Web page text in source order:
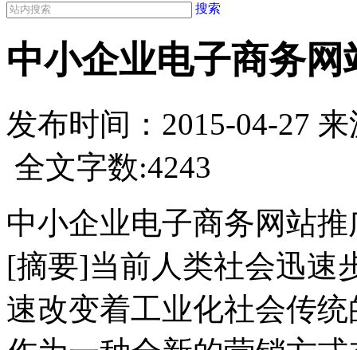
搜索
中小企业电子商务
发布时间： 2015-04-27 来
全文字数:4243
中小企业电子商务网站推
[摘要]当前人类社会迅速
速改变着工业化社会传